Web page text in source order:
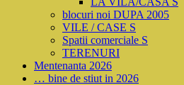
blocuri noi DUPA 2005
VILE / CASE S
Spatii comerciale S
TERENURI
Mentenanta 2026
… bine de stiut in 2026